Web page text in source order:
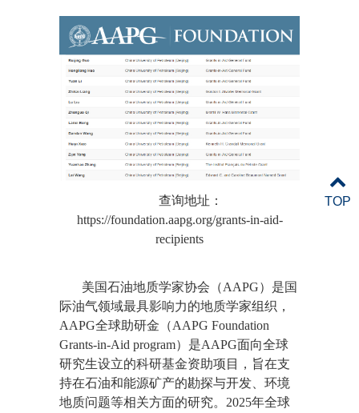
查询地址：
https://foundation.aapg.org/grants-in-aid-
recipients
美国石油地质学家协会（AAPG）是国
际油气领域最具影响力的地质学家组织，
AAPG全球助研金（AAPG Foundation
Grants-in-Aid program）是AAPG面向全球
研究生设立的科研基金资助项目，旨在支
持在石油和能源矿产的勘探与开发、环境
地质问题等相关方面的研究。2025年全球
TOP